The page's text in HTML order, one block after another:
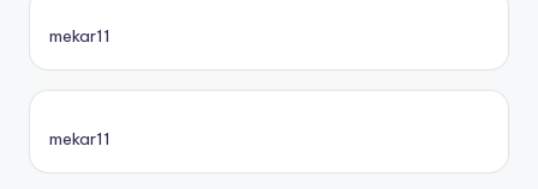
mekar11
mekar11